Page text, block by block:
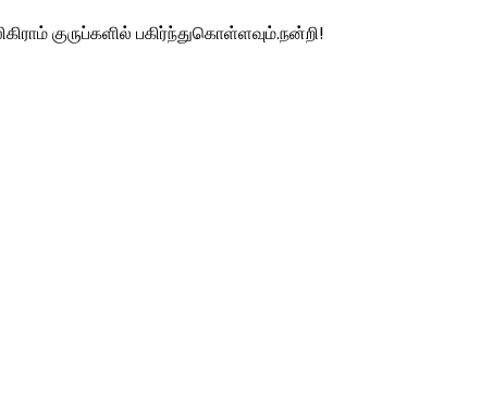
குருப்களில் பகிர்ந்துகொள்ளவும்.நன்றி!